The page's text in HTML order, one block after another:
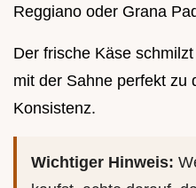
Reggiano oder Grana
Der frische Käse
mit der Sahne perfekt zu
Konsistenz.
Wichtiger Hinweis: